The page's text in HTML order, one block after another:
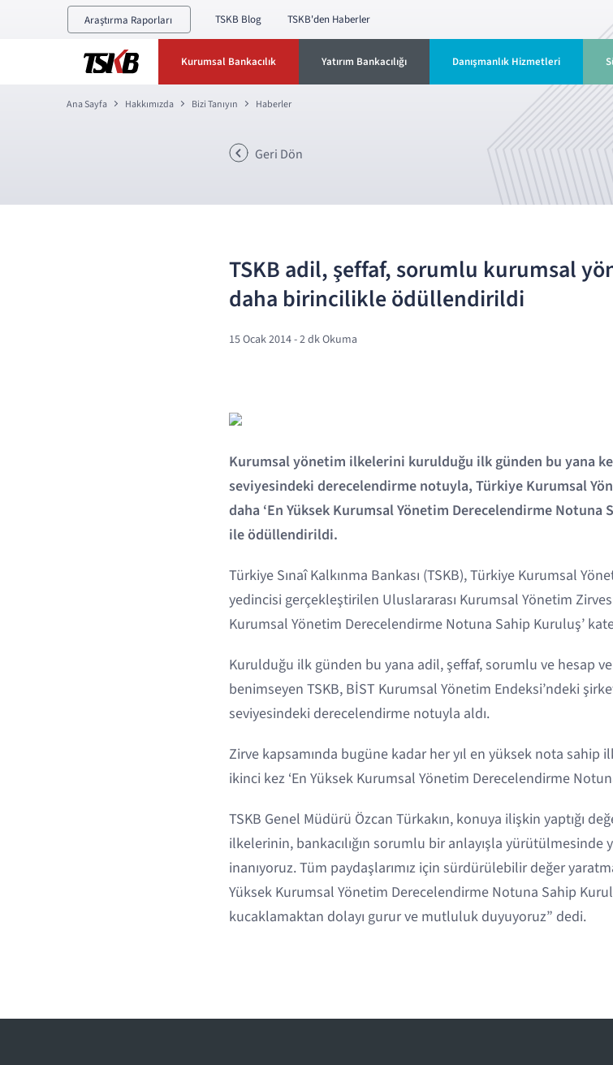
Araştırma Raporları TSKB Blog TSKB'den Haberler
Kurumsal Bankacılık Yatırım Bankacılığı Danışmanlık Hizmetleri
Ana Sayfa Hakkımızda Bizi Tanıyın Haberler
Geri Dön
TSKB adil, şeffaf, sorumlu kurumsal
daha birincilikle ödüllendirildi
15 Ocak 2014- 2 dk Okuma
Kurumsal yönetim ilkelerini kurulduğu ilk günden bu yana
seviyesindeki derecelendirme notuyla, Türkiye Kurumsal
daha ‘En Yüksek Kurumsal Yönetim Derecelendirme
ile ödüllendirildi.
Türkiye Sınaî Kalkınma Bankası (TSKB), Türkiye Kurumsal
yedincisi gerçekleştirilen Uluslararası Kurumsal Yönetim
Kurumsal Yönetim Derecelendirme Notuna Sahip Kuruluş’
Kurulduğu ilk günden bu yana adil, şeffaf, sorumlu ve hesap
benimseyen TSKB, BİST Kurumsal Yönetim Endeksi’ndeki
seviyesindeki derecelendirme notuyla aldı.
Zirve kapsamında bugüne kadar her yıl en yüksek nota sahip
ikinci kez ‘En Yüksek Kurumsal Yönetim Derecelendirme
TSKB Genel Müdürü Özcan Türkakın, konuya ilişkin yaptığı
ilkelerinin, bankacılığın sorumlu bir anlayışla
inanıyoruz. Tüm paydaşlarımız için sürdürülebilir değer
Yüksek Kurumsal Yönetim Derecelendirme Notuna Sahip
kucaklamaktan dolayı gurur ve mutluluk duyuyoruz” dedi.